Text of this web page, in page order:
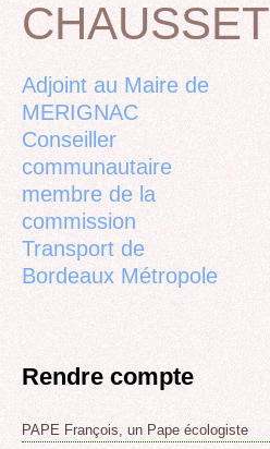
Back
to
CHAUSSET
Adjoint au Maire de
MERIGNAC
Conseiller
communautaire
membre de la
commission
Transport de
Bordeaux Métropole
Rendre compte
PAPE François, un Pape écologiste